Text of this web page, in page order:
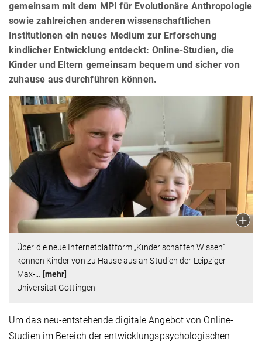
gemeinsam mit dem MPI für Evolutionäre Anthropologie
sowie zahlreichen anderen wissenschaftlichen
Institutionen ein neues Medium zur Erforschung
kindlicher Entwicklung entdeckt: Online-Studien, die
Kinder und Eltern gemeinsam bequem und sicher von
zuhause aus durchführen können.
Über die neue Internetplattform „Kinder schaffen Wissen“
können Kinder von zu Hause aus an Studien der Leipziger
Max-
[mehr]
Universität Göttingen
Um das neu-entstehende digitale Angebot von Online-
Studien im Bereich der entwicklungspsychologischen